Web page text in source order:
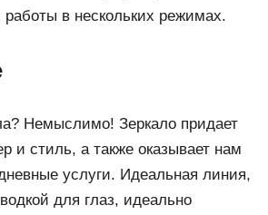
работы в нескольких режимах.
Немыслимо! Зеркало придает
и стиль, а также оказывает нам
услуги. Идеальная линия,
для глаз, идеально